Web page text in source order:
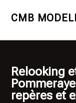
CMB
Relooking
repères et